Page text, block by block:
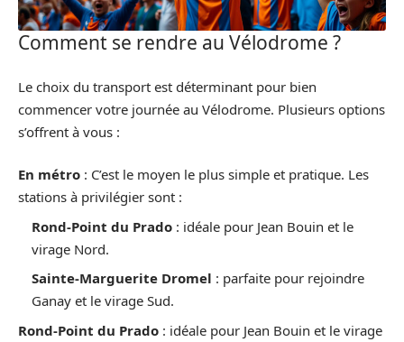
Comment se rendre au Vélodrome ?
Le choix du transport est déterminant pour bien
commencer votre journée au Vélodrome. Plusieurs options
s’offrent à vous :
En métro : C’est le moyen le plus simple et pratique. Les
stations à privilégier sont :
Rond-Point du Prado : idéale pour Jean Bouin et le
virage Nord.
Sainte-Marguerite Dromel : parfaite pour rejoindre
Ganay et le virage Sud.
Rond-Point du Prado : idéale pour Jean Bouin et le virage